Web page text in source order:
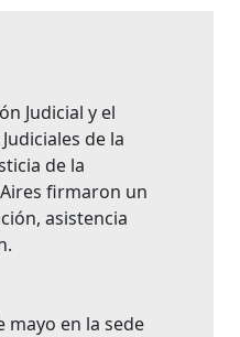
Judicial y el
de la
de la
firmaron un
asistencia
mayo en la sede